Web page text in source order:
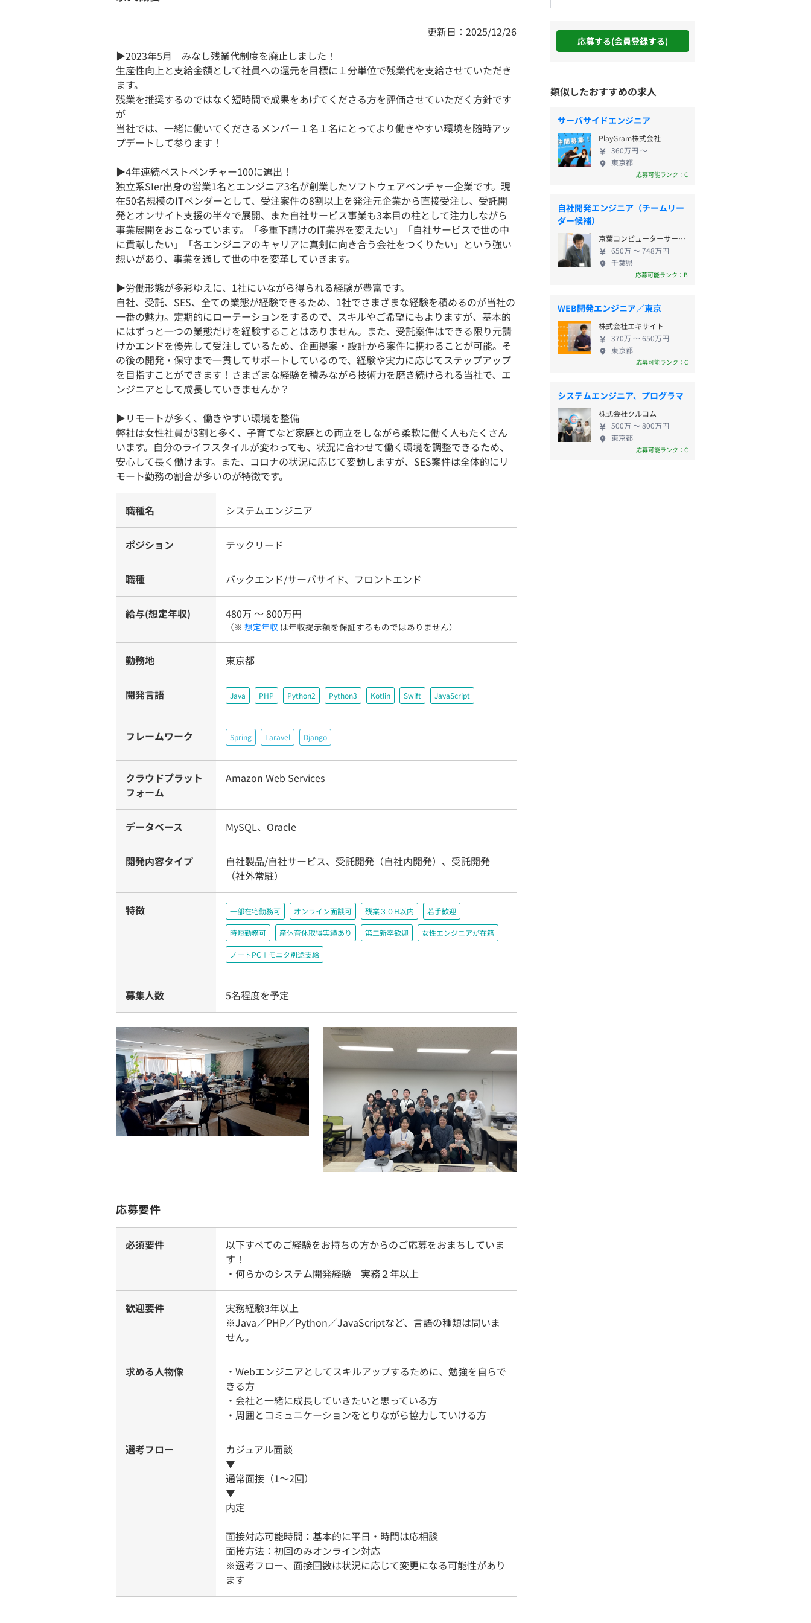
更新日：2025/12/26
▶2023年5月 みなし残業代制度を廃止しました！
生産性向上と支給金額として社員への還元を目標に１分単位で残業代を支給させていただき
ます。
残業を推奨するのではなく短時間で成果をあげてくださる方を評価させていただく方針です
が
当社では、一緒に働いてくださるメンバー１名１名にとってより働きやすい環境を随時アッ
プデートして参ります！
▶︎4年連続ベストベンチャー100に選出！
独立系SIer出身の営業1名とエンジニア3名が創業したソフトウェアベンチャー企業です。現
在50名規模のITベンダーとして、受注案件の8割以上を発注元企業から直接受注し、受託開
発とオンサイト支援の半々で展開、また自社サービス事業も3本目の柱として注力しながら
事業展開をおこなっています。「多重下請けのIT業界を変えたい」「自社サービスで世の中
に貢献したい」「各エンジニアのキャリアに真剣に向き合う会社をつくりたい」という強い
想いがあり、事業を通して世の中を変革していきます。
▶︎労働形態が多彩ゆえに、1社にいながら得られる経験が豊富です。
自社、受託、SES、全ての業態が経験できるため、1社でさまざまな経験を積めるのが当社の
一番の魅力。定期的にローテーションをするので、スキルやご希望にもよりますが、基本的
にはずっと一つの業態だけを経験することはありません。また、受託案件はできる限り元請
けかエンドを優先して受注しているため、企画提案・設計から案件に携わることが可能。そ
の後の開発・保守まで一貫してサポートしているので、経験や実力に応じてステップアップ
を目指すことができます！さまざまな経験を積みながら技術力を磨き続けられる当社で、エ
ンジニアとして成長していきませんか？
▶︎リモートが多く、働きやすい環境を整備
弊社は女性社員が3割と多く、子育てなど家庭との両立をしながら柔軟に働く人もたくさん
います。自分のライフスタイルが変わっても、状況に合わせて働く環境を調整できるため、
安心して長く働けます。また、コロナの状況に応じて変動しますが、SES案件は全体的にリ
モート勤務の割合が多いのが特徴です。
職種名 システムエンジニア
ポジション テックリード
職種 バックエンド/サーバサイド、フロントエンド
給与(想定年収) 480万 〜 800万円
（※ 想定年収 は年収提示額を保証するものではありません）
勤務地 東京都
開発言語 Java PHP Python2 Python3 Kotlin Swift JavaScript
フレームワーク Spring Laravel Django
クラウドプラット
フォーム
Amazon Web Services
データベース MySQL、Oracle
開発内容タイプ
自社製品/自社サービス、受託開発（自社内開発）、受託開発
（社外常駐）
特徴 一部在宅勤務可 オンライン面談可 残業３０H以内 若手歓迎
時短勤務可 産休育休取得実績あり 第二新卒歓迎 女性エンジニアが在籍
ノートPC＋モニタ別途支給
募集人数 5名程度を予定
応募要件
必須要件
以下すべてのご経験をお持ちの方からのご応募をおまちしていま
す！
・何らかのシステム開発経験 実務２年以上
歓迎要件
実務経験3年以上
※Java／PHP／Python／JavaScriptなど、言語の種類は問いま
せん。
求める人物像
・Webエンジニアとしてスキルアップするために、勉強を自らで
きる方
・会社と一緒に成長していきたいと思っている方
・周囲とコミュニケーションをとりながら協力していける方
選考フロー
カジュアル面談
▼
通常面接（1～2回）
▼
内定
面接対応可能時間：基本的に平日・時間は応相談
面接方法：初回のみオンライン対応
※選考フロー、面接回数は状況に応じて変更になる可能性があり
ます
応募する(会員登録する)
類似したおすすめの求人
サーバサイドエンジニア
PlayGram株式会社
360万円 〜
東京都
応募可能ランク：C
自社開発エンジニア（チームリー
ダー候補）
京葉コンピューターサービス株式会社
650万 〜 748万円
千葉県
応募可能ランク：B
WEB開発エンジニア／東京
株式会社エキサイト
370万 〜 650万円
東京都
応募可能ランク：C
システムエンジニア、プログラマ
株式会社クルコム
500万 〜 800万円
東京都
応募可能ランク：C